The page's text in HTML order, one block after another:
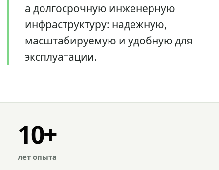
а долгосрочную инженерную
инфраструктуру: надежную,
масштабируемую и удобную для
эксплуатации.
10+
лет опыта